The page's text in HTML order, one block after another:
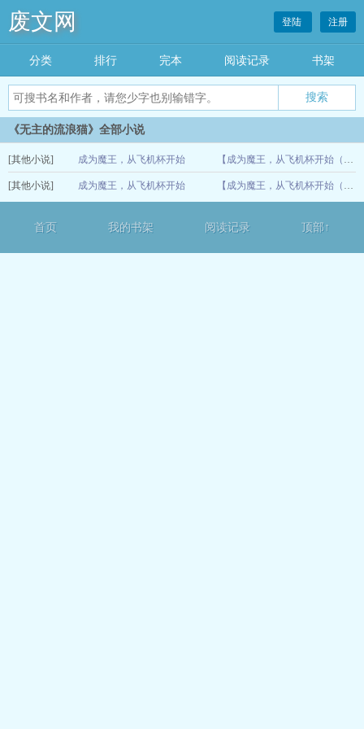
废文网 登陆 注册
分类 排行 完本 阅读记录 书架
《无主的流浪猫》全部小说
[其他小说] 成为魔王，从飞机杯开始 【成为魔王，从飞机杯开始（重制版）】（45-47）
07-10
[其他小说] 成为魔王，从飞机杯开始 【成为魔王，从飞机杯开始（重制版）】（45-47）
首页 我的书架 阅读记录 顶部↑